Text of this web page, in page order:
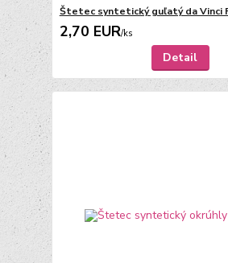
Štetec syntetický guľatý da Vinci
2,70 EUR/ks
Detail